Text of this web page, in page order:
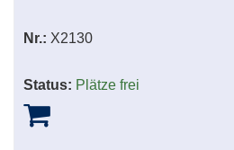
Nr.: X2130
Status: Plätze frei